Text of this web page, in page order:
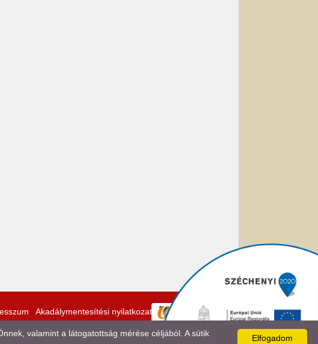
Akadálymentesítési nyilatkozat
Elfogadom
valamint a látogatottság mérése céljából. A sütik